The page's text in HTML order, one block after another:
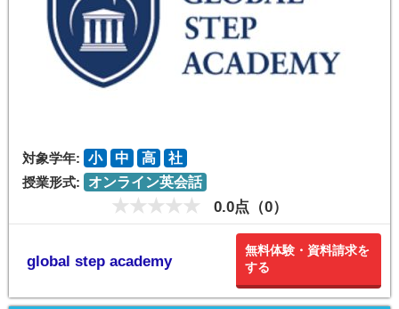
対象学年: 小 中 高
社
授業形式:
オンライン英会話
0.0点（0）
global step academy
無料体験・資料請求を
する